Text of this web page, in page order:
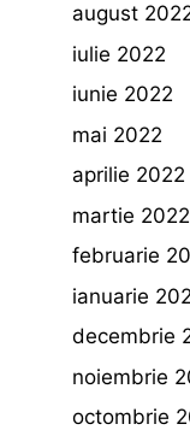
august
iulie 2022
iunie 2022
mai 2022
aprilie 2022
martie 2022
februarie
ianuarie
decembrie
noiembrie
octombrie